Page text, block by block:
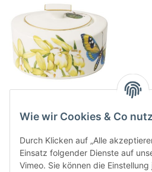
90,90 CHF *
Wie wir Cookies & Co
Durch Klicken auf „Alle
Einsatz folgender Dienste auf
Vimeo. Sie können die